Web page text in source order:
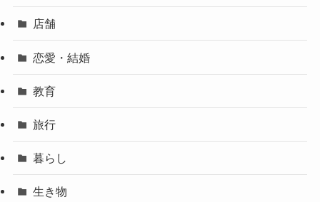
店舗
恋愛・結婚
教育
旅行
暮らし
生き物